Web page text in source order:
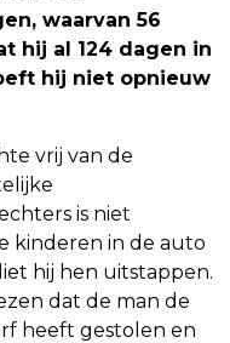
waarvan 56
hij al 124 dagen in
hij niet opnieuw
vrij van de
is niet
kinderen in de auto
hij hen uitstappen.
dat de man de
heeft gestolen en